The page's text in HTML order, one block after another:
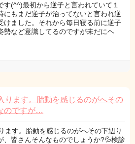
す(^^)最初から逆子と言われていて１
にもまだ逆子が治ってないと言われ逆
けました。それから毎日寝る前に逆子
勢など意識してるのですが未だにヘ
ります。胎動を感じるのがへその
のですが…
ます。胎動を感じるのがへその下辺り
、皆さんそんなものでしょうか?💦検診